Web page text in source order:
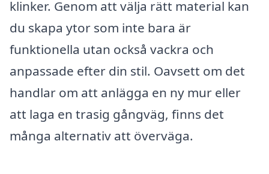
klinker. Genom att välja rätt material kan
du skapa ytor som inte bara är
funktionella utan också vackra och
anpassade efter din stil. Oavsett om det
handlar om att anlägga en ny mur eller
att laga en trasig gångväg, finns det
många alternativ att överväga.